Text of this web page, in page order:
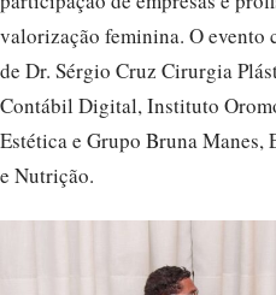
valorização feminina. O evento
de Dr. Sérgio Cruz Cirurgia
Contábil Digital, Instituto
Estética e Grupo Bruna
e Nutrição.